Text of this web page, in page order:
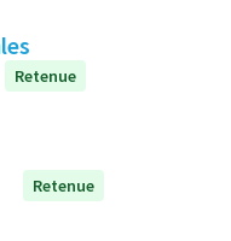
Retenue
Retenue